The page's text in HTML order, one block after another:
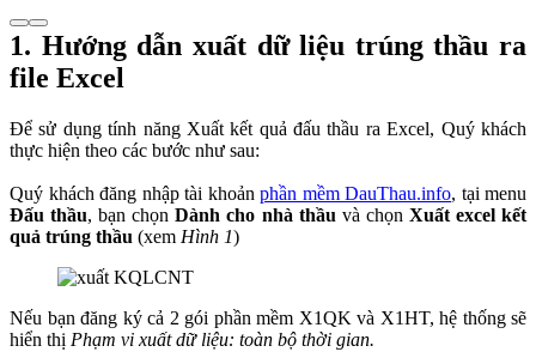
1. Hướng dẫn xuất dữ liệu trúng thầu ra
file Excel
Để sử dụng tính năng Xuất kết quả đấu thầu ra Excel, Quý khách
thực hiện theo các bước như sau:
Quý khách đăng nhập tài khoản phần mềm DauThau.info, tại menu
Đấu thầu, bạn chọnDành cho nhà thầu và chọn Xuất excel kết
quả trúng thầu (xem Hình 1)
Nếu bạn đăng ký cả 2 gói phần mềm X1QK và X1HT, hệ thống sẽ
hiển thị Phạm vi xuất dữ liệu: toàn bộ thời gian.